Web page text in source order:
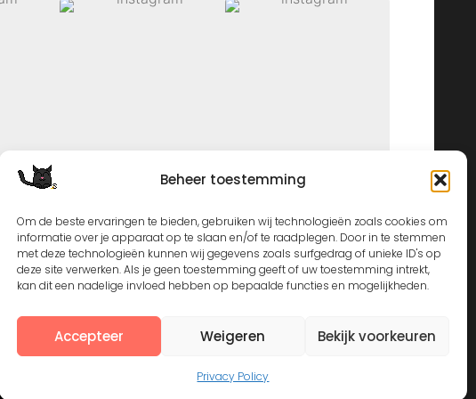
Beheer toestemming
Om de beste ervaringen te bieden, gebruiken wij technologieën zoals cookies om
informatie over je apparaat op te slaan en/of te raadplegen. Door in te stemmen
met deze technologieën kunnen wij gegevens zoals surfgedrag of unieke ID's op
deze site verwerken. Als je geen toestemming geeft of uw toestemming intrekt,
kan dit een nadelige invloed hebben op bepaalde functies en mogelijkheden.
Accepteer Weigeren Bekijk voorkeuren
Privacy Policy